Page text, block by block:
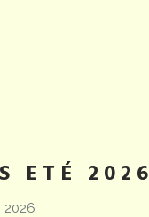
ETÉ 2026
2026